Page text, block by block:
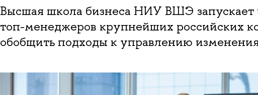
Высшая школа бизнеса НИУ ВШЭ запускает
топ-менеджеров крупнейших российских
обобщить подходы к управлению